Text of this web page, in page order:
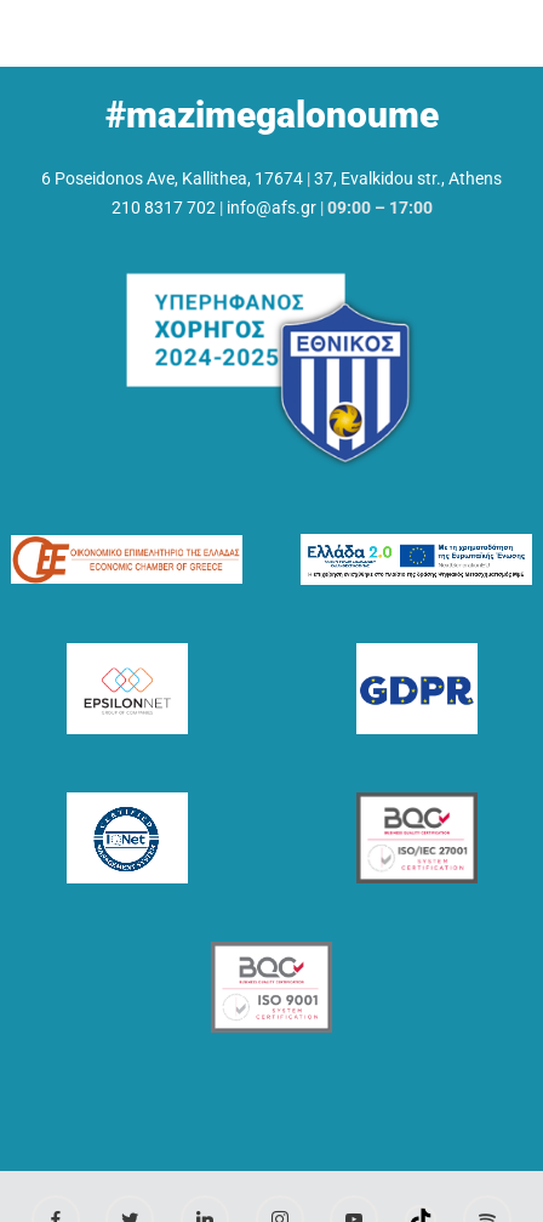
#mazimegalonoume
6 Poseidonos Ave, Kallithea, 17674 |37, Evalkidou str., Athens
210 8317 702 | info@afs.gr|09:00 – 17:00